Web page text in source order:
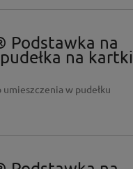
Podstawka na
na kartki
w pudełku